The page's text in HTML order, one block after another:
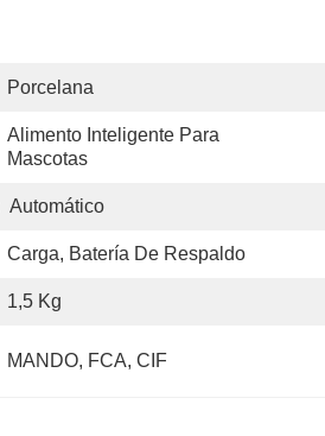
Porcelana
Alimento Inteligente Para
Mascotas
Automático
Carga, Batería De Respaldo
1,5 Kg
MANDO, FCA, CIF